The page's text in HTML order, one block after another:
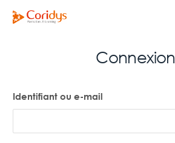
Connexion
Identifiant ou e-mail